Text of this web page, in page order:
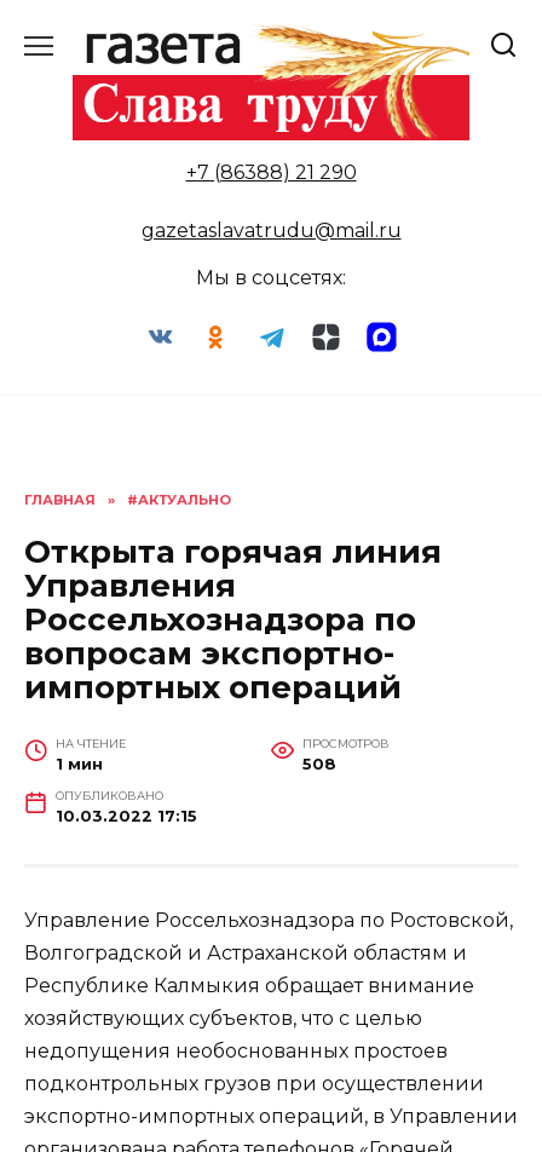
содержанию
+7 (86388) 21 290
gazetaslavatrudu@mail.ru
Мы в соцсетях:
ГЛАВНАЯ » #АКТУАЛЬНО
Открыта горячая линия
Управления
Россельхознадзора по
вопросам экспортно-
импортных операций
НА ЧТЕНИЕ
1 мин
ПРОСМОТРОВ
508
ОПУБЛИКОВАНО
10.03.2022 17:15
Управление Россельхознадзора по Ростовской,
Волгоградской и Астраханской областям и
Республике Калмыкия обращает внимание
хозяйствующих субъектов, что с целью
недопущения необоснованных простоев
подконтрольных грузов при осуществлении
экспортно-импортных операций, в Управлении